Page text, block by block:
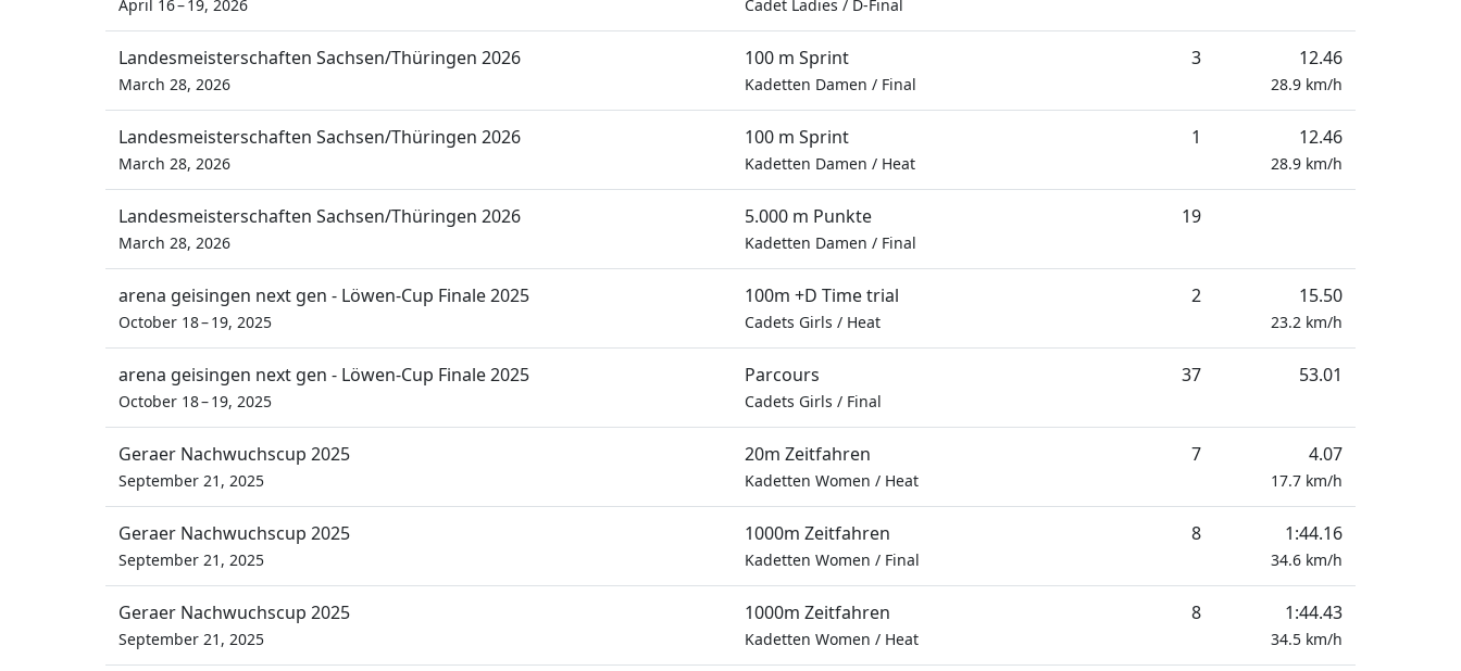
April 16 – 19, 2026 Cadet Ladies / D-Final
Landesmeisterschaften Sachsen/Thüringen 2026
March 28, 2026
100 m Sprint
Kadetten Damen / Final
3 12.46
28.9 km/h
Landesmeisterschaften Sachsen/Thüringen 2026
March 28, 2026
100 m Sprint
Kadetten Damen / Heat
1 12.46
28.9 km/h
Landesmeisterschaften Sachsen/Thüringen 2026
March 28, 2026
5.000 m Punkte
Kadetten Damen / Final
19
arena geisingen next gen - Löwen-Cup Finale 2025
October 18 – 19, 2025
100m +D Time trial
Cadets Girls / Heat
2 15.50
23.2 km/h
arena geisingen next gen - Löwen-Cup Finale 2025
October 18 – 19, 2025
Parcours
Cadets Girls / Final
37 53.01
Geraer Nachwuchscup 2025
September 21, 2025
20m Zeitfahren
Kadetten Women / Heat
7 4.07
17.7 km/h
Geraer Nachwuchscup 2025
September 21, 2025
1000m Zeitfahren
Kadetten Women / Final
8 1:44.16
34.6 km/h
Geraer Nachwuchscup 2025
September 21, 2025
1000m Zeitfahren
Kadetten Women / Heat
8 1:44.43
34.5 km/h